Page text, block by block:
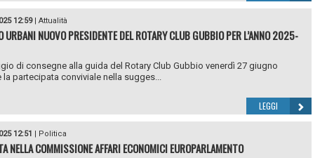
12:59| Attualità
URBANI NUOVO PRESIDENTE DEL ROTARY CLUB GUBBIO PER L’ANNO 2025-
di consegne alla guida del Rotary Club Gubbio venerdì 27 giugno
la partecipata conviviale nella sugges...
LEGGI
12:51 Politica
NELLA COMMISSIONE AFFARI ECONOMICI EUROPARLAMENTO